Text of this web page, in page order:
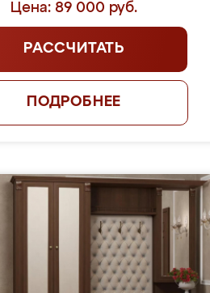
Цена: 89 000 руб.
РАССЧИТАТЬ
ПОДРОБНЕЕ